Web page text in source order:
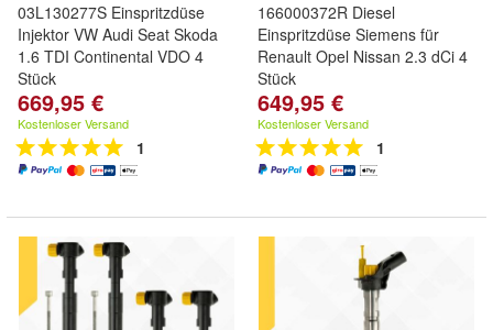
03L130277S Einspritzdüse
Injektor VW Audi Seat Skoda
1.6 TDI Continental VDO 4
Stück
669,95 €
Kostenloser Versand
1
166000372R Diesel
Einspritzdüse Siemens für
Renault Opel Nissan 2.3 dCi 4
Stück
649,95 €
Kostenloser Versand
1